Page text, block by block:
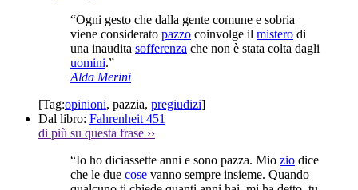
“Ogni gesto che dalla gente comune e sobria
viene considerato pazzo coinvolge il mistero di
una inaudita sofferenza che non è stata colta dagli
uomini.”
Alda Merini
[Tag:opinioni, pazzia, pregiudizi]
Dal libro: Fahrenheit 451
di più su questa frase ››
“Io ho diciassette anni e sono pazza. Mio zio dice
che le due cose vanno sempre insieme. Quando